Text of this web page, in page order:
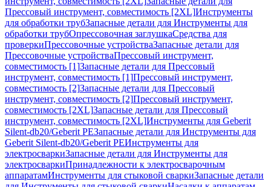
Прессовый инструмент, совместимость [2XL]Инструменты
для обработки трубЗапасные детали для Инструменты для
обработки трубОпрессовочная заглушкаСредства для
проверкиПрессовочные устройстваЗапасные детали для
Прессовочные устройстваПрессовый инструмент,
совместимость [1]Запасные детали для Прессовый
инструмент, совместимость [1]Прессовый инструмент,
совместимость [2]Запасные детали для Прессовый
инструмент, совместимость [2]Прессовый инструмент,
совместимость [2XL]Запасные детали для Прессовый
инструмент, совместимость [2XL]Инструменты для Geberit
Silent-db20/Geberit PEЗапасные детали для Инструменты для
Geberit Silent-db20/Geberit PEИнструменты для
электросваркиЗапасные детали для Инструменты для
электросваркиПринадлежности к электросварочным
аппаратамИнструменты для стыковой сваркиЗапасные детали